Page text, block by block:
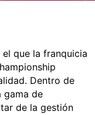
que la franquicia
Dentro de
gama de
de la gestión